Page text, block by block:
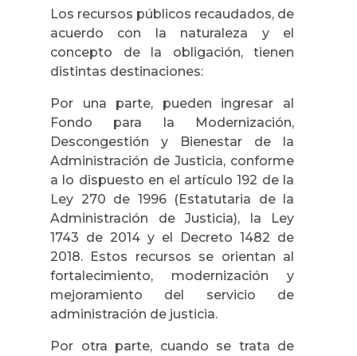
Los recursos públicos recaudados, de
acuerdo con la naturaleza y el
concepto de la obligación, tienen
distintas destinaciones:
Por una parte, pueden ingresar al
Fondo para la Modernización,
Descongestión y Bienestar de la
Administración de Justicia, conforme
a lo dispuesto en el artículo 192 de la
Ley 270 de 1996 (Estatutaria de la
Administración de Justicia), la Ley
1743 de 2014 y el Decreto 1482 de
2018. Estos recursos se orientan al
fortalecimiento, modernización y
mejoramiento del servicio de
administración de justicia.
Por otra parte, cuando se trata de